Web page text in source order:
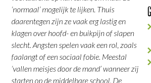
‘normaal’ mogelijk te lijken. Thuis
daarentegen zijn ze vaak erg lastig en
klagen over hoofd- en buikpijn of slapen
slecht. Angsten spelen vaak een rol, zoals
faalangt of een sociaal fobie. Meestal
‘vallen meisjes door de mand’ wanneer zij
starten op de middelbare school. De